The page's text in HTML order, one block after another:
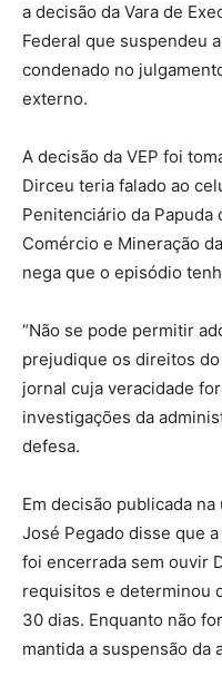
a decisão da Vara de
Federal que suspendeu
condenado no
externo.
A decisão da VEP foi
Dirceu teria falado ao
Penitenciário da Papuda
Comércio e Mineração
nega que o episódio
“Não se pode permitir
prejudique os direitos
jornal cuja veracidade
investigações da
defesa.
Em decisão publicada
José Pegado disse que
foi encerrada sem ouvir
requisitos e determinou
30 dias. Enquanto não
mantida a suspensão da